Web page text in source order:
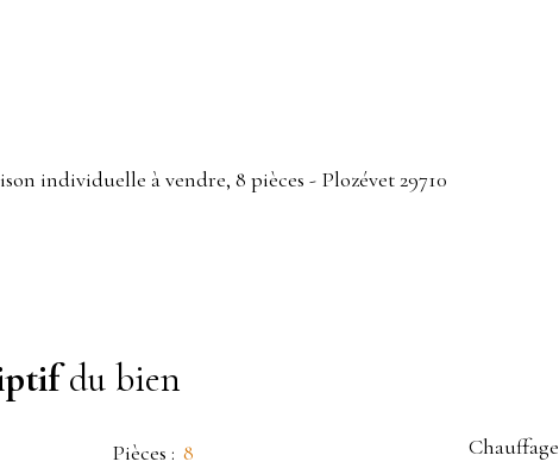
individuelle à vendre, 8 pièces - Plozévet 29710
du bien
Pièces : 8 Chauffage